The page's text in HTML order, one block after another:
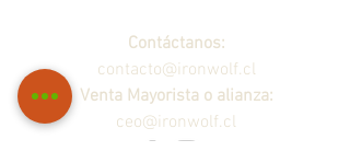
Contáctanos:
contacto@ironwolf.cl
Venta Mayorista o alianza:
ceo@ironwolf.cl